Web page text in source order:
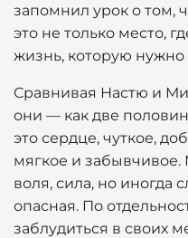
запомнил урок о том,
это не только место,
жизнь, которую нужно
Сравнивая Настю и
они — как две
это сердце, чуткое,
мягкое и
воля, сила, но иногда
опасная. По
заблудиться в своих